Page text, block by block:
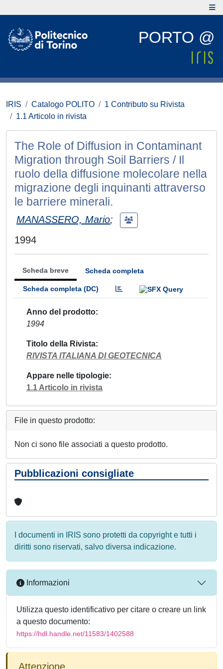
PORTO @
IRIS Catalogo POLITO
1 Contributo su Rivista
1.1 Articolo in rivista
The Role of Diffusion in Contaminant
Migration through Soil Barriers / Il
ruolo della diffusione molecolare nella
migrazione degli inquinanti attraverso
le barriere minerali.
MANASSERO, Mario;
1994
Scheda breve Scheda completa
Scheda completa (DC)
Anno del prodotto
1994
Titolo della Rivista
RIVISTA ITALIANA DI GEOTECNICA
Appare nelle tipologie
1.1 Articolo in rivista
File in questo prodotto:
Non ci sono file associati a questo prodotto.
Pubblicazioni consigliate
I documenti in IRIS sono protetti da copyright e tutti i
diritti sono riservati, salvo diversa indicazione.
Informazioni
Utilizza questo identificativo per citare o creare un link
a questo documento:
https://hdl.handle.net/11583/1402588
Attenzione